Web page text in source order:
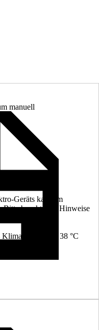
manuell
Geräts kann im
Bitte beachte die Hinweise
Klima von 10 bis 38 °C